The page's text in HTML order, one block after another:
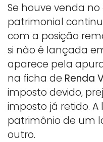
Se houve venda no
patrimonial
com a posição
si não é lançada
aparece pela
na ficha de Renda
imposto devido,
imposto já retido. A
patrimônio de um
outro.